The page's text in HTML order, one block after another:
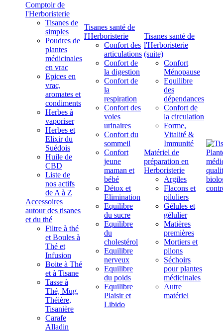
Comptoir de
l'Herboristerie
Tisanes de
simples
Poudres de
plantes
médicinales
en vrac
Epices en
vrac,
aromates et
condiments
Herbes à
vaporiser
Herbes et
Elixir du
Suédois
Huile de
CBD
Liste de
nos actifs
de A à Z
Accessoires
autour des tisanes
et du thé
Filtre à thé
et Boules à
Thé et
Infusion
Boite à Thé
et à Tisane
Tasse à
Thé, Mug,
Théière,
Tisanière
Carafe
Alladin
Tisanes santé de
l'Herboristerie
Confort des
articulations
Confort de
la digestion
Confort de
la
respiration
Confort des
voies
urinaires
Confort du
sommeil
Confort
jeune
maman et
bébé
Détox et
Elimination
Equilibre
du sucre
Equilibre
du
cholestérol
Equilibre
nerveux
Equilibre
du poids
Equilibre
Plaisir et
Libido
Tisanes santé de
l'Herboristerie
(suite)
Confort
Ménopause
Equilibre
des
dépendances
Confort de
la circulation
Forme,
Vitalité &
Immunité
Matériel de
préparation en
Herboristerie
Argiles
Flacons et
piluliers
Gélules et
gélulier
Matières
premières
Mortiers et
pilons
Séchoirs
pour plantes
médicinales
Autre
matériel